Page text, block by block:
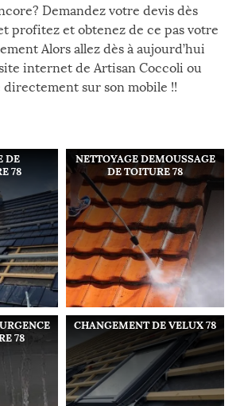
Demandez votre devis dès
profitez et obtenez de ce pas votre
Alors allez dès à aujourd’hui
internet de Artisan Coccoli ou
sur son mobile !!
DE
78
NETTOYAGE DEMOUSSAGE
DE TOITURE 78
78
CHANGEMENT DE VELUX 78